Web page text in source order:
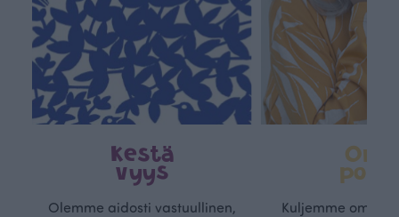
Kestä
vyys
Olemme aidosti vastuullinen,
Oma
Kuljemme omaa,